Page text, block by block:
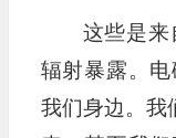
这些是来
辐射暴露。
我们身边。我